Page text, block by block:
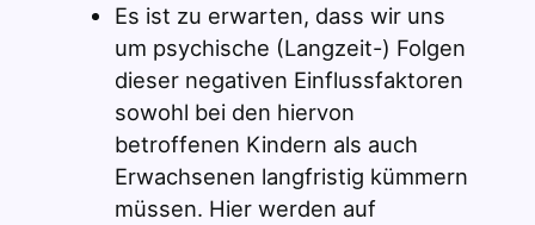
Es ist zu erwarten, dass wir uns
um psychische (Langzeit-) Folgen
dieser negativen Einflussfaktoren
sowohl bei den hiervon
betroffenen Kindern als auch
Erwachsenen langfristig kümmern
müssen. Hier werden auf